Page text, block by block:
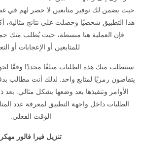
حيث يضمن لك توفير متابعين لا حصر لهم في
هذا التطبيق شخصيًا وحصلت على نتائج مثالية،
فإن العملية هنا مبسطة، حيث يُطلب منك
للمتابعين أو الإعجابات أو
ستتطلب منك هذه الطلبات مبلغًا محددًا وفقًا
يتقاضون رمزيًا لمتابع واحد. لذلك أنت مطالب
الأوامر وتنفيذها بعد وضعها بشكل مثالي. بعد
الطلبات داخل واجهة التطبيق لمعرفة عدد
الوقت الفعلي.
تنزيل فيرا فالور مهكر